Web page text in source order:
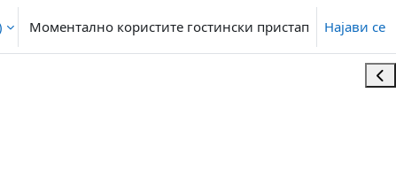
Моментално користите гостински пристап Најави се